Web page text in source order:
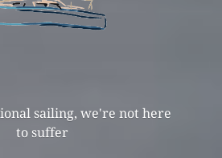
sailing, we're not here
to suffer